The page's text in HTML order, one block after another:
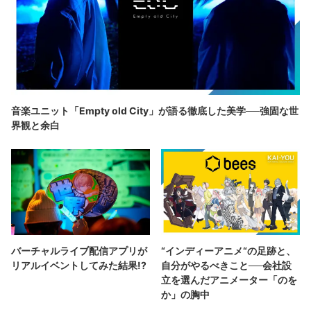
音楽ユニット「Empty old City」が語る徹底した美学──強固な世
界観と余白
バーチャルライブ配信アプリが
リアルイベントしてみた結果!?
“インディーアニメ“の足跡と、
自分がやるべきこと──会社設
立を選んだアニメーター「のを
か」の胸中